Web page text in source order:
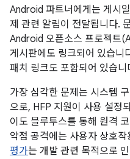
Android 파트너에게는 게시
제 관련 알림이 전달됩니다.
Android 오픈소스 프로젝트
게시판에도 링크되어 있습니
패치 링크도 포함되어 있습니
가장 심각한 문제는 시스템
으로, HFP 지원이 사용 설정
이도 블루투스를 통해 원격
약점 공격에는 사용자 상호
평가는 개발 관련 목적으로